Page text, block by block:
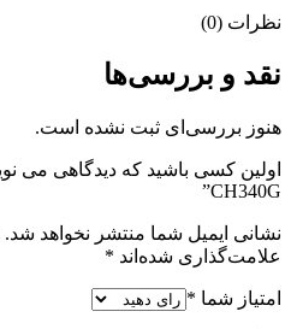
نظرات (0)
نقد و بررسی‌ها
هنوز بررسی‌ای ثبت نشده است.
CH340G”
نشانی ایمیل شما منتشر نخواهد شد.
علامت‌گذاری شده‌اند *
امتیاز شما *